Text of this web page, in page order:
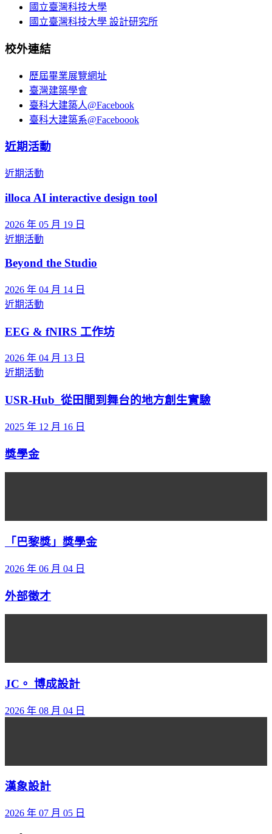
國立臺灣科技大學
國立臺灣科技大學 設計研究所
校外連結
歷屆畢業展覽網址
臺灣建築學會
臺科大建築人@Facebook
臺科大建築系@Faceboook
近期活動
近期活動
illoca AI interactive design tool
2026 年 05 月 19 日
近期活動
Beyond the Studio
2026 年 04 月 14 日
近期活動
EEG & fNIRS 工作坊
2026 年 04 月 13 日
近期活動
USR-Hub_從田間到舞台的地方創生實驗
2025 年 12 月 16 日
獎學金
「巴黎獎」獎學金
2026 年 06 月 04 日
外部徵才
JC。 博成設計
2026 年 08 月 04 日
漢象設計
2026 年 07 月 05 日